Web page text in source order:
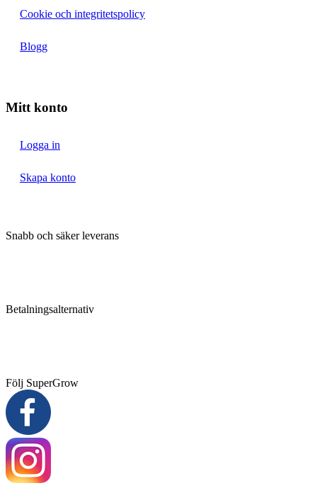
Cookie och integritetspolicy
Blogg
Mitt konto
Logga in
Skapa konto
Snabb och säker leverans
Betalningsalternativ
Följ SuperGrow